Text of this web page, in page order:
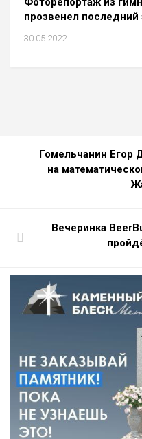
прозвенел последний
30.05.2022
Гомельчанин Егор
на
Вечеринка